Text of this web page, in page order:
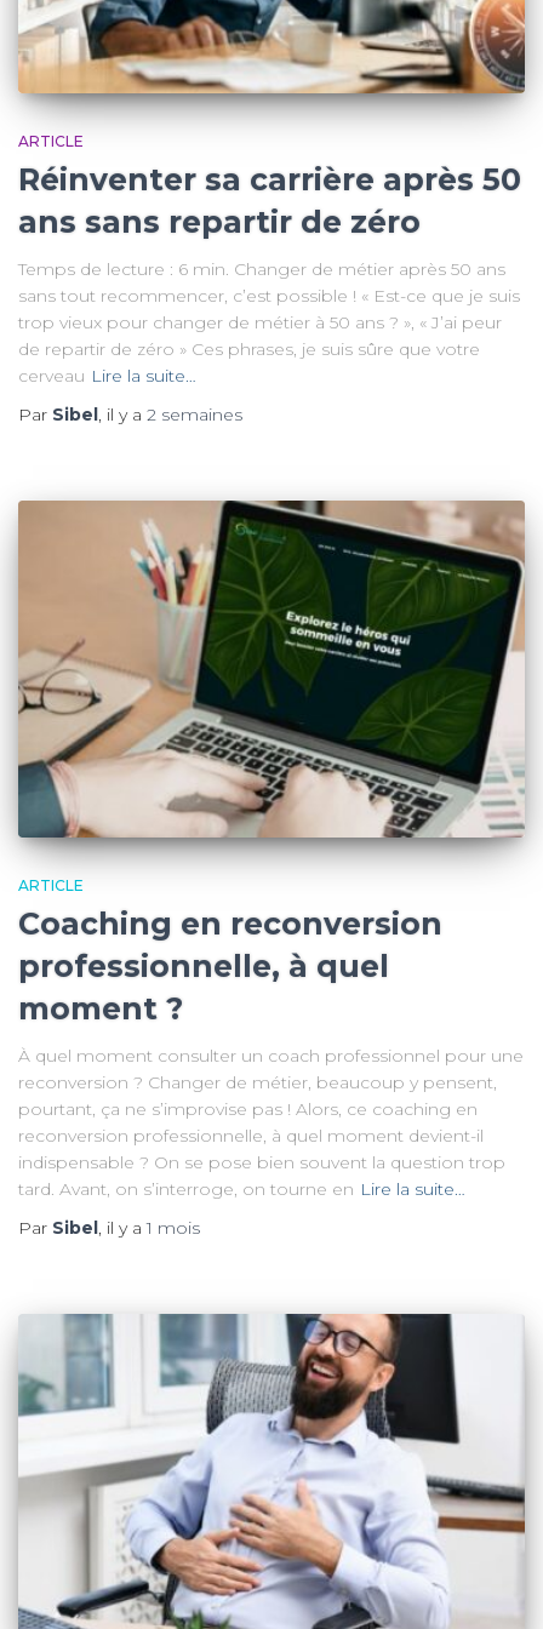
ARTICLE
Réinventer sa carrière après 50
ans sans repartir de zéro
Temps de lecture : 6 min. Changer de métier après 50 ans
sans tout recommencer, c’est possible ! « Est-ce que je suis
trop vieux pour changer de métier à 50 ans ? », « J’ai peur
de repartir de zéro » Ces phrases, je suis sûre que votre
cerveau Lire la suite…
Par Sibel, il y a 2 semaines
ARTICLE
Coaching en reconversion
professionnelle, à quel
moment ?
À quel moment consulter un coach professionnel pour une
reconversion ? Changer de métier, beaucoup y pensent,
pourtant, ça ne s’improvise pas ! Alors, ce coaching en
reconversion professionnelle, à quel moment devient-il
indispensable ? On se pose bien souvent la question trop
tard. Avant, on s’interroge, on tourne en Lire la suite…
Par Sibel , il y a1 mois